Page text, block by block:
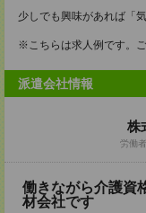
少しでも興味があれば「
※こちらは求人例です。
派遣会社情報
株
労働
働きながら介護資
材会社です